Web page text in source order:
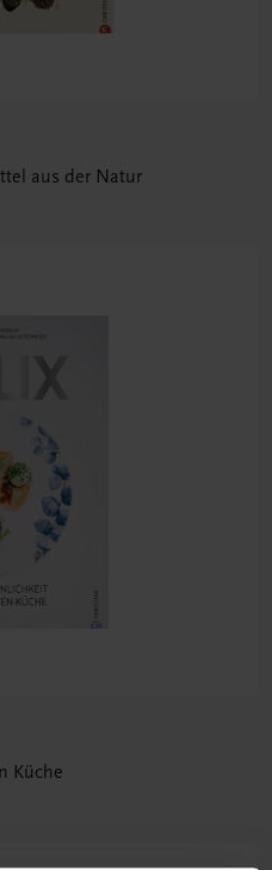
aus der Natur
Küche